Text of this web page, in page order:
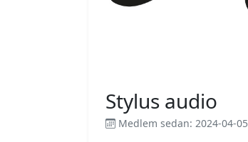
Stylus audio
Medlem sedan: 2024-04-05